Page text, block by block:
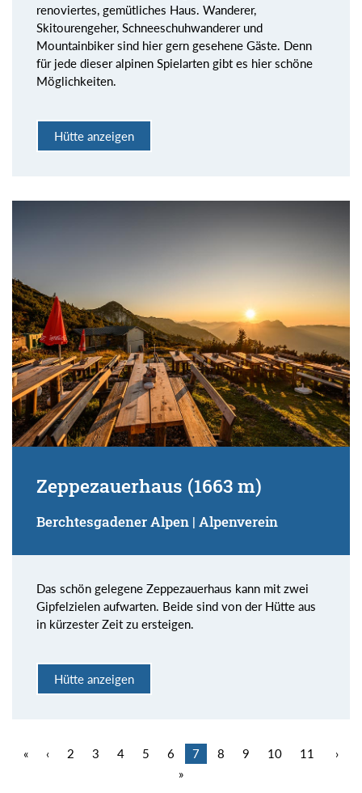
renoviertes, gemütliches Haus. Wanderer,
Skitourengeher, Schneeschuhwanderer und
Mountainbiker sind hier gern gesehene Gäste. Denn
für jede dieser alpinen Spielarten gibt es hier schöne
Möglichkeiten.
Hütte anzeigen
Zeppezauerhaus (1663 m)
Berchtesgadener Alpen | Alpenverein
Das schön gelegene Zeppezauerhaus kann mit zwei
Gipfelzielen aufwarten. Beide sind von der Hütte aus
in kürzester Zeit zu ersteigen.
Hütte anzeigen
« ‹ 2 3 4 5 6 7 8 9 10 11
›
»